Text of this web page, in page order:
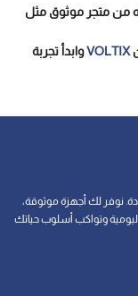
من متجر موثوق مثل
VOLTIXوابدأ تجربة
نوفر لك أجهزة موثوقة،
وتواكب أسلوب حياتك